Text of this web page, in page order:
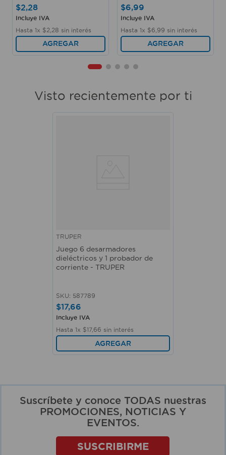
$2,28
Incluye IVA
Hasta 1x $2 28 sin interés
AGREGAR
$6,99
Incluye IVA
Hasta 1x $6 99 sin interés
AGREGAR
Visto recientemente por ti
TRUPER
Juego 6 desarmadores
dieléctricos y 1 probador de
corriente - TRUPER
SKU: 587789
$17,66
Incluye IVA
Hasta 1x $17, 66 sin interés
AGREGAR
Suscríbete y conoce TODAS nuestras
PROMOCIONES, NOTICIAS Y
EVENTOS.
SUSCRIBIRME